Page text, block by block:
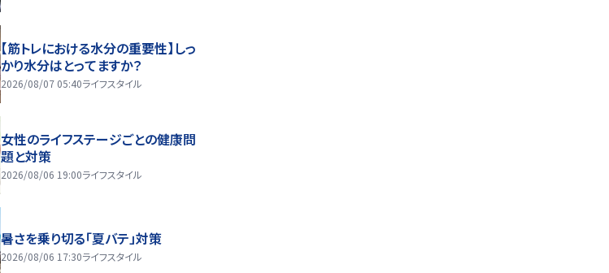
【筋トレにおける水分の重要性】しっ
かり水分はとってますか？
2026/08/07 05:40ライフスタイル
女性のライフステージごとの健康問
題と対策
2026/08/06 19:00ライフスタイル
暑さを乗り切る「夏バテ」対策
2026/08/06 17:30ライフスタイル